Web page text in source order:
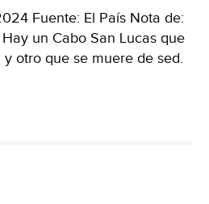
Fuente: El País Nota de:
un Cabo San Lucas que
otro que se muere de sed.